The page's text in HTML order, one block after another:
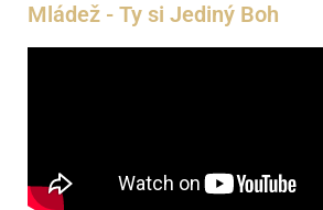
Mládež - Ty si Jediný Boh